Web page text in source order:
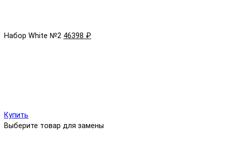
Набор White №2 46398 ₽
Купить
Выберите товар для замены